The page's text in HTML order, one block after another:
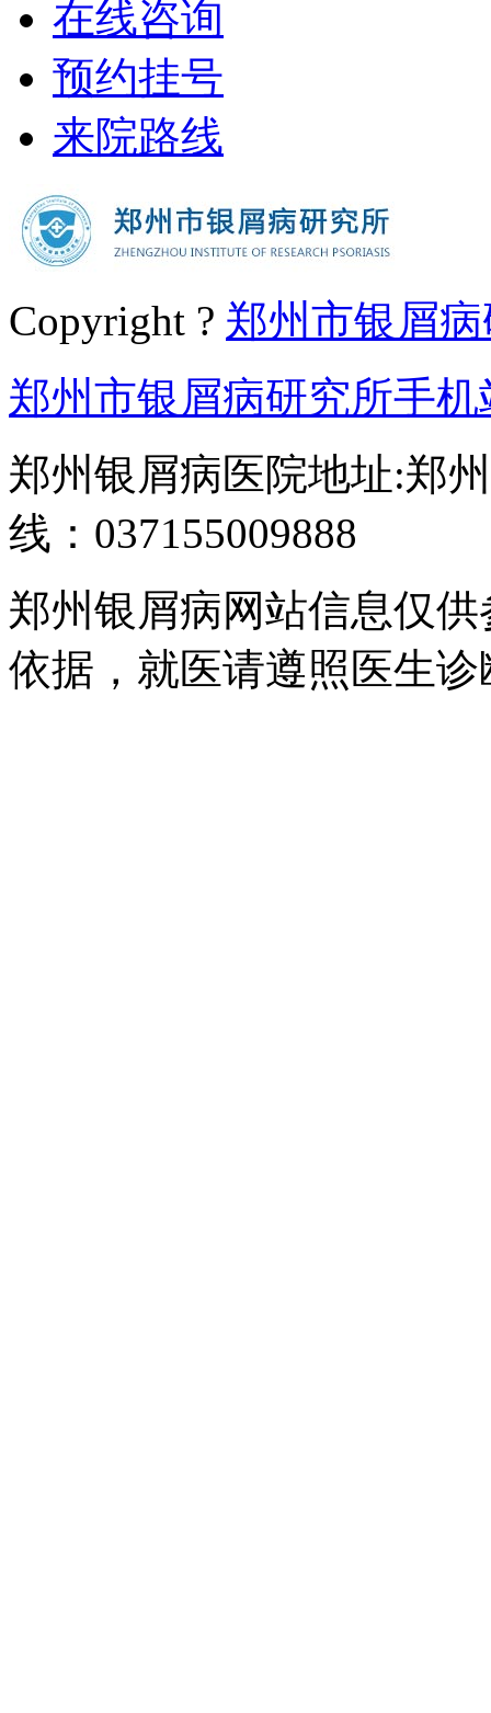
在线咨询
预约挂号
来院路线
Copyright ? 郑州市银屑
郑州市银屑病研究所手机
郑州银屑病医院地址:郑
线：037155009888
郑州银屑病网站信息仅
依据，就医请遵照医生诊